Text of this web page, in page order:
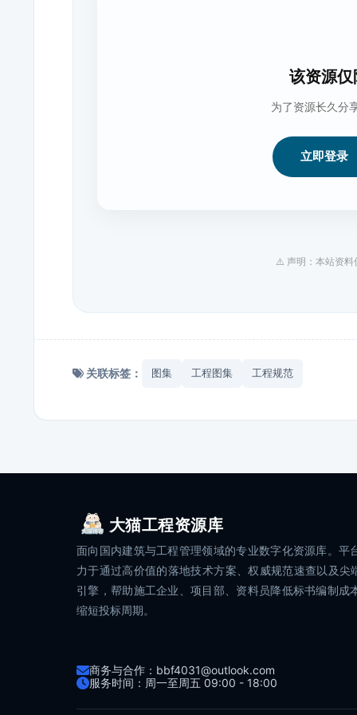
该资源
为了资源长久分
立即登录
⚠️ 声明：本站资料
关联标签： 图集 工程图集 工程规范
大猫工程资源库
面向国内建筑与工程管理领域的专业数字化资源库。平
力于通过高价值的落地技术方案、权威规范速查以及尖
引擎，帮助施工企业、项目部、资料员降低标书编制成
缩短投标周期。
商务与合作：bbf4031@outlook.com
服务时间：周一至周五 09:00 - 18:00